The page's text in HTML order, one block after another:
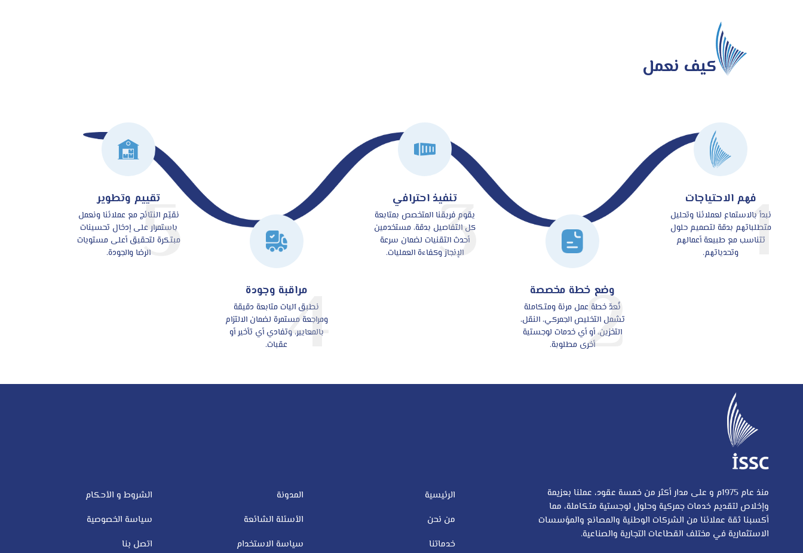
كيف نعمل
1فهم الاحتياجات
نبدأ بالاستماع لعملائنا وتحليل
متطلباتهم بدقة لتصميم حلول
تتناسب مع طبيعة أعمالهم
وتحدياتهم.
2
وضع خطة مخصصة
نُعدّ خطة عمل مرنة ومتكاملة
تشمل التخليص الجمركي، النقل،
التخزين، أو أي خدمات لوجستية
أخرى مطلوبة.
3تنفيذ احترافي
يقوم فريقنا المتخصص بمتابعة
كل التفاصيل بدقة، مستخدمين
أحدث التقنيات لضمان سرعة
الإنجاز وكفاءة العمليات.
4مراقبة وجودة
نطبق آليات متابعة دقيقة
ومراجعة مستمرة لضمان الالتزام
بالمعايير، وتفادي أي تأخير أو
عقبات.
5تقييم وتطوير
نقيّم النتائج مع عملائنا ونعمل
باستمرار على إدخال تحسينات
مبتكرة لتحقيق أعلى مستويات
الرضا والجودة.
منذ عام 1975م و على مدار أكثر من خمسة عقود، عملنا بعزيمة
وإخلاص لتقديم خدمات جمركية وحلول لوجستية متكاملة، مما
أكسبنا ثقة عملائنا من الشركات الوطنية والمصانع والمؤسسات
الاستثمارية في مختلف القطاعات التجارية والصناعية.
الرئيسية
من نحن
خدماتنا
المدونة
الأسئلة الشائعة
سياسة الاستخدام
الشروط و الأحكام
سياسة الخصوصية
اتصل بنا